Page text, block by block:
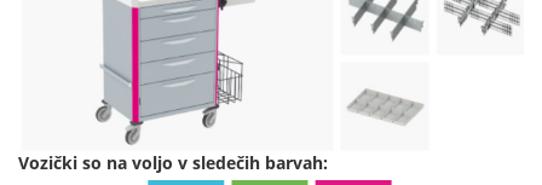
Vozički so na voljo v sledečih barvah: